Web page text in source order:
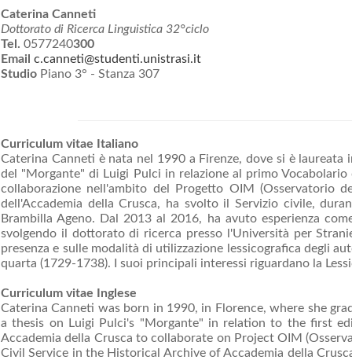
Caterina Canneti
Dottorato di Ricerca Linguistica 32°ciclo
Tel. 0577240300
Email c.canneti@studenti.unistrasi.it
Studio Piano 3° - Stanza 307
Curriculum vitae Italiano
Caterina Canneti è nata nel 1990 a Firenze, dove si è
del "Morgante" di Luigi Pulci in relazione al primo
collaborazione nell'ambito del Progetto OIM (Osservatorio
dell'Accademia della Crusca, ha svolto il Servizio civile,
Brambilla Ageno. Dal 2013 al 2016, ha avuto esperienza
svolgendo il dottorato di ricerca presso l'Università per
presenza e sulle modalità di utilizzazione lessicografica degli
quarta (1729-1738). I suoi principali interessi riguardano la
Curriculum vitae Inglese
Caterina Canneti was born in 1990, in Florence, where she
a thesis on Luigi Pulci's "Morgante" in relation to the first
Accademia della Crusca to collaborate on Project OIM
Civil Service in the Historical Archive of Accademia della